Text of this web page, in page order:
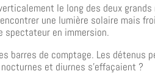
le long des deux
une lumière solaire mais
spectateur en immersion.
barres de comptage. Les détenus
et diurnes s’effaçaient ?